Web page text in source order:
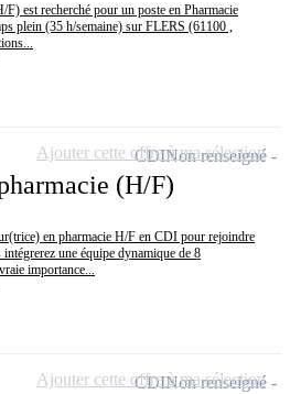
est recherché pour un poste en Pharmacie
plein (35 h/semaine) sur FLERS (61100 ,
(H/F)
en pharmacie H/F en CDI pour rejoindre
une équipe dynamique de 8
importance...
CDINon renseigné
Ajouter cette offre à ma sélection
CDINon renseigné
Ajouter cette offre à ma sélection